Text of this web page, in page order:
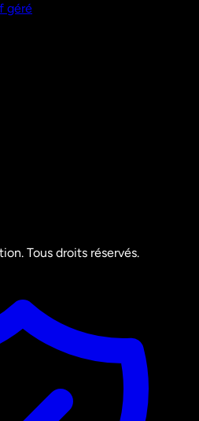
géré
Tous droits réservés.